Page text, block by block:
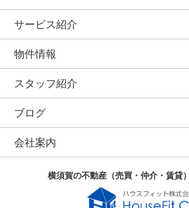
サービス紹介
物件情報
スタッフ紹介
ブログ
会社案内
横須賀の不動産（売買・仲介・賃貸